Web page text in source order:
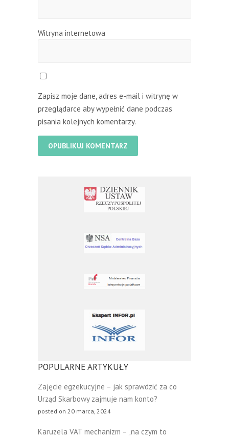
Witryna internetowa
Zapisz moje dane, adres e-mail i witrynę w
przeglądarce aby wypełnić dane podczas
pisania kolejnych komentarzy.
POPULARNE ARTYKUŁY
Zajęcie egzekucyjne – jak sprawdzić za co
Urząd Skarbowy zajmuje nam konto?
posted on 20 marca, 2024
Karuzela VAT mechanizm – „na czym to